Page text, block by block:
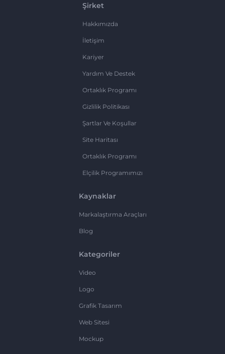
Şirket
Hakkımızda
İletişim
Kariyer
Yardım Ve Destek
Ortaklık Programı
Gizlilik Politikası
Şartlar Ve Koşullar
Site Haritası
Ortaklık Programı
Elçilik Programımızı
Kaynaklar
Markalaştırma Araçları
Blog
Kategoriler
Video
Logo
Grafik Tasarım
Web Sitesi
Mockup